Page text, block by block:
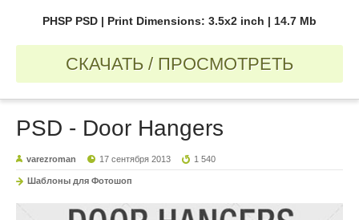
PHSP PSD | Print Dimensions: 3.5x2 inch | 14.7 Mb
СКАЧАТЬ / ПРОСМОТРЕТЬ
PSD - Door Hangers
varezroman 17 сентября 2013 1 540
Шаблоны для Фотошоп